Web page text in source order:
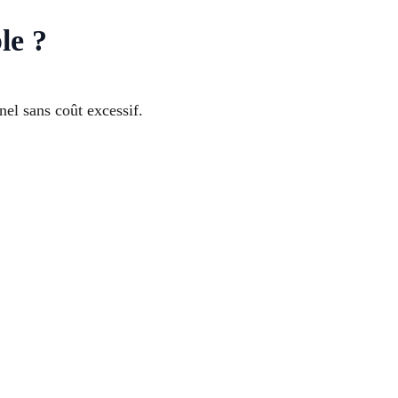
?
sans coût excessif.